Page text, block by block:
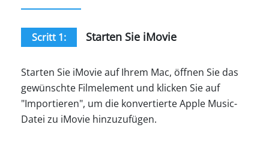
Scritt 1: Starten Sie iMovie
Starten Sie iMovie auf Ihrem Mac, öffnen Sie das
gewünschte Filmelement und klicken Sie auf
"Importieren", um die konvertierte Apple Music-
Datei zu iMovie hinzuzufügen.